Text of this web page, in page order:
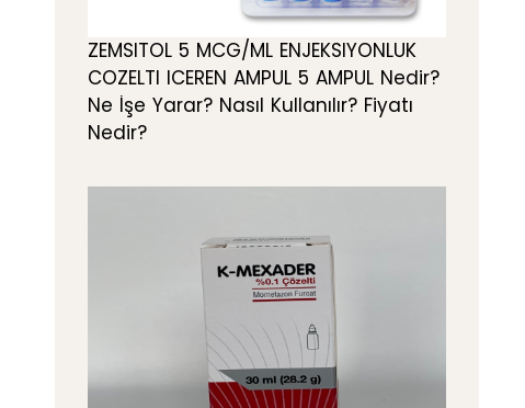
ZEMSITOL 5 MCG/ML ENJEKSIYONLUK
COZELTI ICEREN AMPUL 5 AMPUL Nedir?
Ne İşe Yarar? Nasıl Kullanılır? Fiyatı
Nedir?